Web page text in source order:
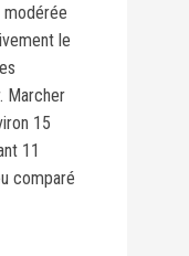
modérée
le
Marcher
15
11
comparé